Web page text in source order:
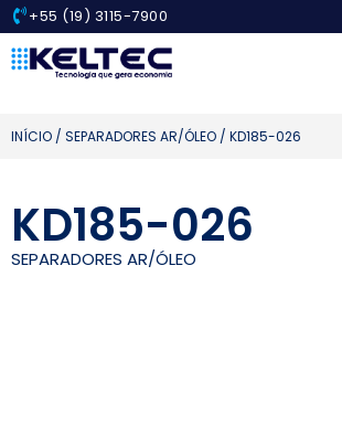
+55 (19) 3115-7900
INÍCIO / SEPARADORES AR/ÓLEO / KD185-026
KD185-026
SEPARADORES AR/ÓLEO